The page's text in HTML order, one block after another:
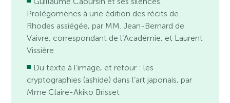
Prolégomènes à une édition des récits de
Rhodes assiégée, par MM. Jean-Bernard de
Vaivre, correspondant de l’Académie, et Laurent
Vissière
Du texte à l’image, et retour : les
cryptographies (ashide) dans l’art japonais, par
Mme Claire-Akiko Brisset